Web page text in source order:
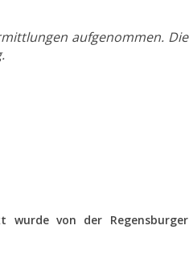
aufgenommen. Die
wurde von der Regensburger